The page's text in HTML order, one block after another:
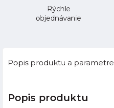
Rýchle
objednávanie
Popis produktu a parametre
Popis produktu